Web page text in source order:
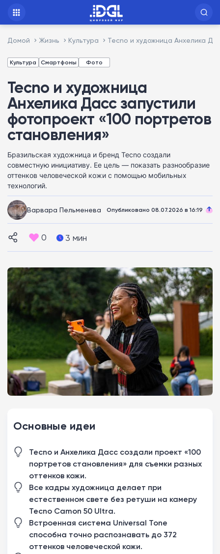
Домой Жизнь Культура Tecno и художница Анхелика
Культура Смартфоны Фото
Tecno и художница
Анхелика Дасс запустили
фотопроект «100 портретов
становления»
Бразильская художница и бренд Tecno создали
совместную инициативу. Ее цель — показать разнообразие
оттенков человеческой кожи с помощью мобильных
технологий.
Варвара Пельменева Опубликовано 08.07.2026 в 16:19
0 3 мин
Основные идеи
Tecno и Анхелика Дасс создали проект «100
портретов становления» для съемки разных
оттенков кожи.
Все кадры художница делает при
естественном свете без ретуши на камеру
Tecno Camon 50 Ultra.
Встроенная система Universal Tone
способна точно распознавать до 372
оттенков человеческой кожи.